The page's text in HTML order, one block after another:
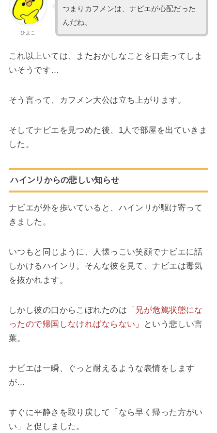
ひよこ
つまりカフメンは、ナビエが心配だった
んだね。
これ以上いては、またおかしなことを口走ってしま
いそうです…
そう言って、カフメン大公は立ち上がります。
そしてナビエを見つめた後、1人で部屋を出ていきま
した。
ハインリからの悲しい知らせ
ナビエが外を歩いていると、ハインリが駆け寄って
きました。
いつもと同じように、人懐っこい笑顔でナビエに話
しかけるハインリ。そんな彼を見て、ナビエは毒気
を抜かれます。
しかし彼の口からこぼれたのは 「兄が危篤状態にな
ったので帰国しなければならない」
という悲しい言
葉。
ナビエは一瞬、ぐっと耐えるような表情をします
が…
すぐに平静さを取り戻して「なら早く帰った方がい
い」と促しました。